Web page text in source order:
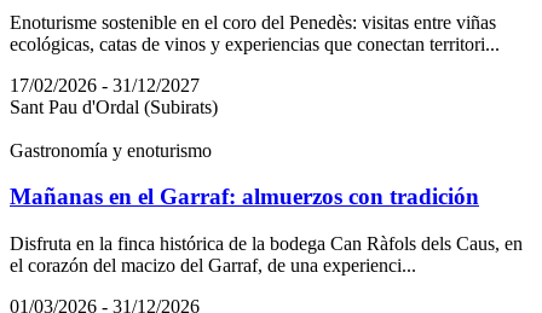
Enoturisme sostenible en el coro del Penedès: visitas entre viñas
ecológicas, catas de vinos y experiencias que conectan territori...
17/02/2026 - 31/12/2027
Sant Pau d'Ordal (Subirats)
Gastronomía y enoturismo
Mañanas en el Garraf: almuerzos con tradición
Disfruta en la finca histórica de la bodega Can Ràfols dels Caus, en
el corazón del macizo del Garraf, de una experienci...
01/03/2026 - 31/12/2026